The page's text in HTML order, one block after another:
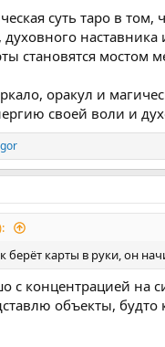
суть таро в
духовного
становятся
оракул и
своей воли и
берёт карты в руки, он
с концентрацией на
объекты, будто